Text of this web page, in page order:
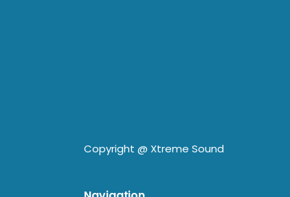
Copyright @ Xtreme Sound